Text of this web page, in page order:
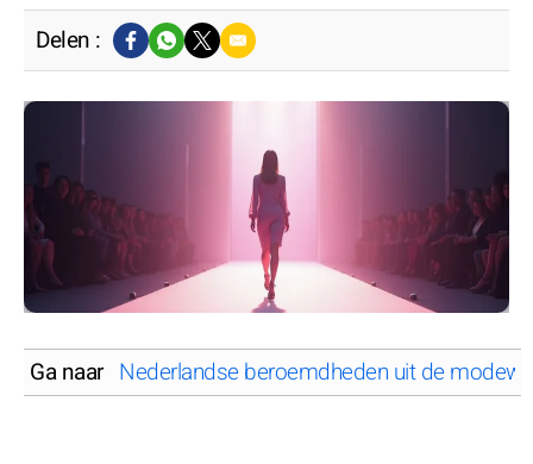
Delen :
Ga naar Nederlandse beroemdheden uit de